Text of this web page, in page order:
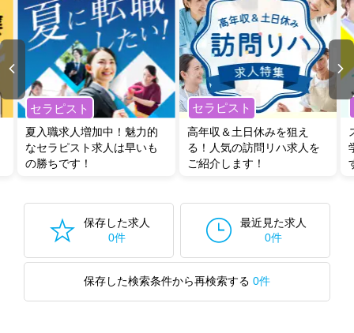
セラピスト
夏入職求人増加中！魅力的
なセラピスト求人は早いも
の勝ちです！
セラピスト
高年収＆土日休みを狙え
る！人気の訪問リハ求人を
ご紹介します！
保存した求人
0件
最近見た求人
0件
保存した検索条件から再検索する 0件